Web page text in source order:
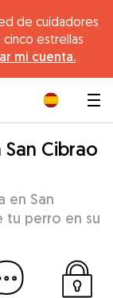
de cuidadores
estrellas
mi cuenta.
Cibrao
en San
tu perro en su